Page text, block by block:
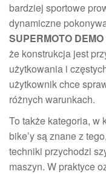
bardziej sportowe
dynamiczne
SUPERMOTO DEMO
że konstrukcja jest
użytkowania i
użytkownik chce
różnych warunkach.
To także kategoria, w
bike’y są znane z
techniki przychodzi
maszyn. W praktyce